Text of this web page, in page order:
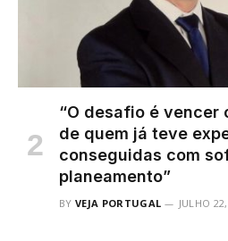
“O desafio é vencer
de quem já teve
conseguidas com
planeamento”
BY VEJA PORTUGAL JULHO